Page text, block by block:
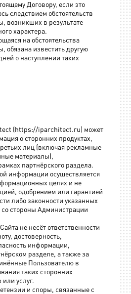
Договору, если это
следствием обстоятельств
возникших в результате
характера.
на обстоятельства
обязана известить другую
о наступлении таких
(https://iparchitect.ru) может
о сторонних продуктах,
лиц (включая рекламные
материалы),
партнёрского раздела.
информации осуществляется
целях и не
одобрением или гарантией
либо законности указанных
со стороны Администрации
не несёт ответственности
достоверность,
информации,
разделе, а также за
Пользователю в
таких сторонних
или услуг.
и споры, связанные с